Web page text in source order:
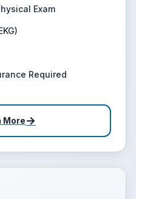
Exam
Required
More→